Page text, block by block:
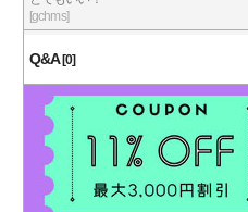
[gchms]
Q&A[0]